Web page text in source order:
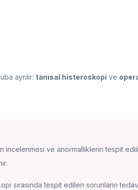
ayrılır: tanısal histeroskopi ve
incelenmesi ve anormalliklerin tespit
sırasında tespit edilen sorunların